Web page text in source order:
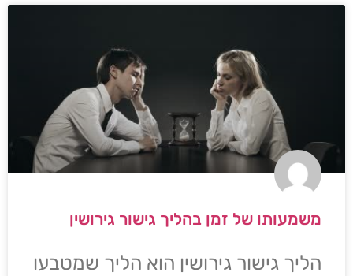
משמעותו של זמן בהליך גישור גירושין
הליך גישור גירושין הוא הליך שמטבעו